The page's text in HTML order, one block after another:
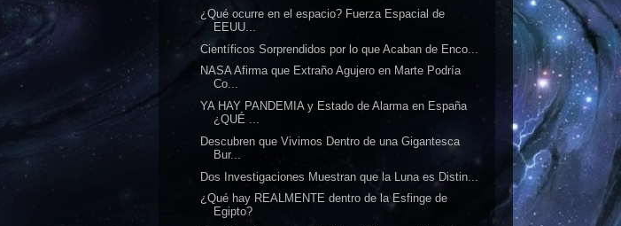
¿Qué ocurre en el espacio? Fuerza Espacial de
EEUU...
Científicos Sorprendidos por lo que Acaban de Enco...
NASA Afirma que Extraño Agujero en Marte Podría
Co...
YA HAY PANDEMIA y Estado de Alarma en España
¿QUÉ ...
Descubren que Vivimos Dentro de una Gigantesca
Bur...
Dos Investigaciones Muestran que la Luna es Distin...
¿Qué hay REALMENTE dentro de la Esfinge de
Egipto?